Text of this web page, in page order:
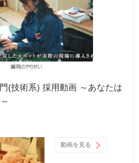
(技術系) 採用動画 ～あなたは
動画を見る